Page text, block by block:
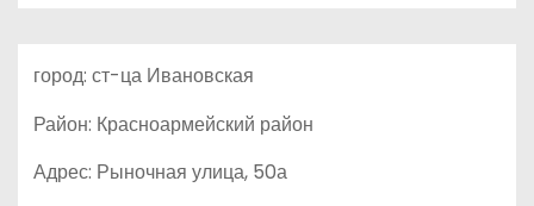
город: ст-ца Ивановская
Район: Красноармейский район
Адрес: Рыночная улица, 50а